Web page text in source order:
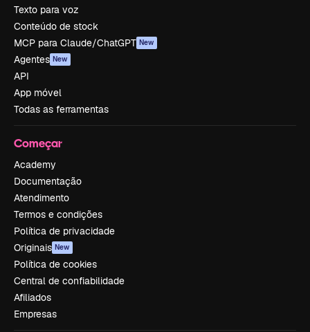
Texto para voz
Conteúdo de stock
MCP para Claude/ChatGPT New
Agentes New
API
App móvel
Todas as ferramentas
Começar
Academy
Documentação
Atendimento
Termos e condições
Política de privacidade
Originais New
Política de cookies
Central de confiabilidade
Afiliados
Empresas